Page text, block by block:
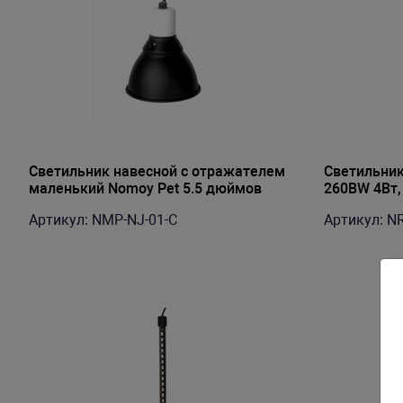
Светильник навесной с отражателем
маленький Nomoy Pet 5.5 дюймов
Артикул: NMP-NJ-01-C
260BW
Артикул: